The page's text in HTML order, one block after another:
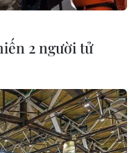
bay
2 người tử